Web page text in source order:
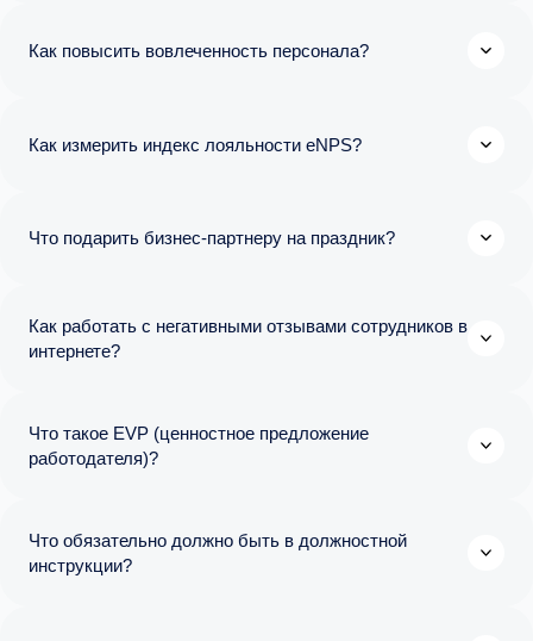
Как повысить вовлеченность персонала?
Как измерить индекс лояльности eNPS?
Что подарить бизнес-партнеру на праздник?
Как работать с негативными отзывами сотрудников в
интернете?
Что такое EVP (ценностное предложение
работодателя)?
Что обязательно должно быть в должностной
инструкции?